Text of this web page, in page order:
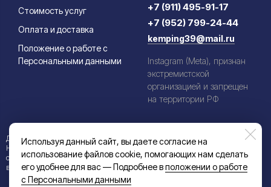
Используя данный сайт, вы даете согласие на
использование файлов cookie, помогающих нам сделать
его удобнее для вас — Подробнее вположении о работе
с Персональными данными
Стоимость услуг
Оплата и доставка
Положение о работе с
Персональными данными
+7 (911) 495-91-17
+7 (952) 799-24-44
kemping39@mail.ru
Instagram (Meta), признан
экстремистской
организацией и запрещен
на территории РФ
Данный информационный ресурс не является публичной офертой.
Наличие и стоимость товаров уточняйте по телефону. Производители
оставляют за собой право изменять технические характеристики и
внешний вид товаров без предварительного уведомления.